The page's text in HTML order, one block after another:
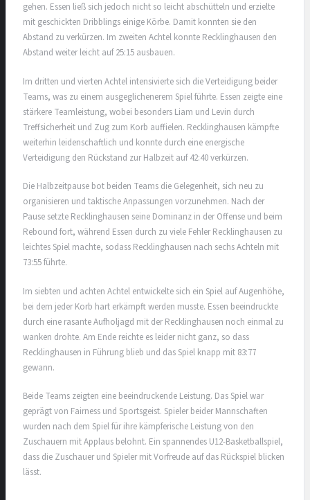
gehen. Essen ließ sich jedoch nicht so leicht abschütteln und erzielte
mit geschickten Dribblings einige Körbe. Damit konnten sie den
Abstand zu verkürzen. Im zweiten Achtel konnte Recklinghausen den
Abstand weiter leicht auf 25:15 ausbauen.
Im dritten und vierten Achtel intensivierte sich die Verteidigung beider
Teams, was zu einem ausgeglichenerem Spiel führte. Essen zeigte eine
stärkere Teamleistung, wobei besonders Liam und Levin durch
Treffsicherheit und Zug zum Korb auffielen. Recklinghausen kämpfte
weiterhin leidenschaftlich und konnte durch eine energische
Verteidigung den Rückstand zur Halbzeit auf 42:40 verkürzen.
Die Halbzeitpause bot beiden Teams die Gelegenheit, sich neu zu
organisieren und taktische Anpassungen vorzunehmen. Nach der
Pause setzte Recklinghausen seine Dominanz in der Offense und beim
Rebound fort, während Essen durch zu viele Fehler Recklinghausen zu
leichtes Spiel machte, sodass Recklinghausen nach sechs Achteln mit
73:55 führte.
Im siebten und achten Achtel entwickelte sich ein Spiel auf Augenhöhe,
bei dem jeder Korb hart erkämpft werden musste. Essen beeindruckte
durch eine rasante Aufholjagd mit der Recklinghausen noch einmal zu
wanken drohte. Am Ende reichte es leider nicht ganz, so dass
Recklinghausen in Führung blieb und das Spiel knapp mit 83:77
gewann.
Beide Teams zeigten eine beeindruckende Leistung. Das Spiel war
geprägt von Fairness und Sportsgeist. Spieler beider Mannschaften
wurden nach dem Spiel für ihre kämpferische Leistung von den
Zuschauern mit Applaus belohnt. Ein spannendes U12-Basketballspiel,
dass die Zuschauer und Spieler mit Vorfreude auf das Rückspiel blicken
lässt.